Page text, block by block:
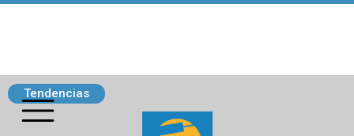
Tendencias